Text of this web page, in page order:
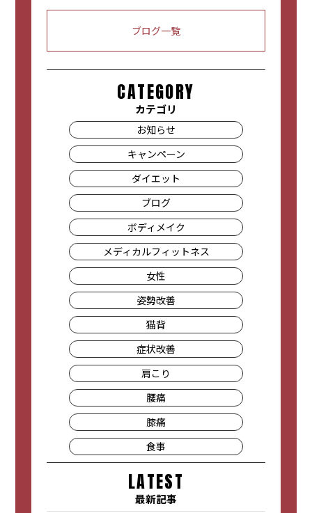
ブログ一覧
CATEGORY
カテゴリ
お知らせ
キャンペーン
ダイエット
ブログ
ボディメイク
メディカルフィットネス
女性
姿勢改善
猫背
症状改善
肩こり
腰痛
膝痛
食事
LATEST
最新記事